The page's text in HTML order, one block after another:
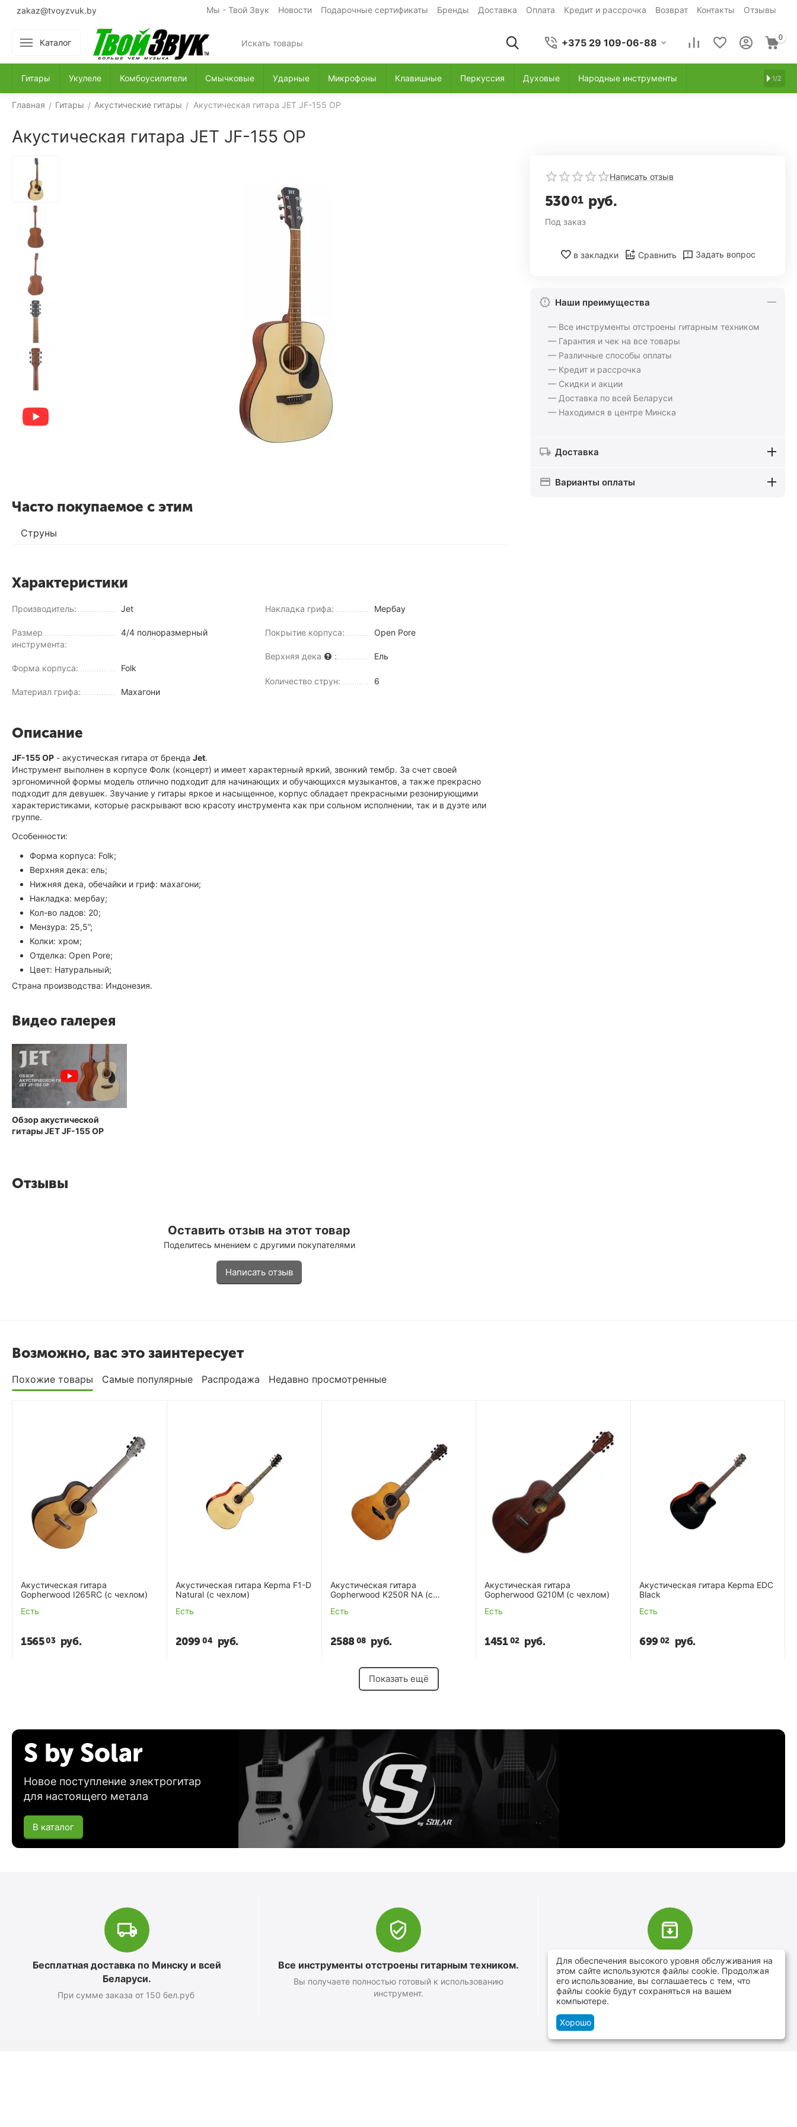
zakaz@tvoyzvuk.by Мы - Твой Звук Новости Подарочные сертификаты Бренды Доставка Оплата Кредит и рассрочка Возврат Контакты Отзывы
Каталог +375 29 109-06-88 0
Гитары Укулеле Комбоусилители Смычковые Ударные Микрофоны Клавишные Перкуссия Духовые Народные инструменты 1/2
Главная / Гитары / Акустические гитары / Акустическая гитара JET JF-155 OP
Акустическая гитара JET JF-155 OP
Написать отзыв
53001 руб.
Под заказ
в закладки Сравнить Задать вопрос
Наши преимущества
— Все инструменты отстроены гитарным техником
— Гарантия и чек на все товары
— Различные способы оплаты
— Кредит и рассрочка
— Скидки и акции
— Доставка по всей Беларуси
— Находимся в центре Минска
Доставка
Варианты оплаты
Часто покупаемое с этим
Струны
Характеристики
Производитель: Jet
Размер
инструмента:
4/4 полноразмерный
Форма корпуса: Folk
Материал грифа: Махагони
Накладка грифа: Мербау
Покрытие корпуса: Open Pore
Верхняя дека : Ель
Количество струн: 6
Описание
JF-155 OP - акустическая гитара от бренда Jet.
Инструмент выполнен в корпусе Фолк (концерт) и имеет характерный яркий, звонкий тембр. За счет своей
эргономичной формы модель отлично подходит для начинающих и обучающихся музыкантов, а также прекрасно
подходит для девушек. Звучание у гитары яркое и насыщенное, корпус обладает прекрасными резонирующими
характеристиками, которые раскрывают всю красоту инструмента как при сольном исполнении, так и в дуэте или
группе.
Особенности:
Форма корпуса: Folk;
Верхняя дека: ель;
Нижняя дека, обечайки и гриф: махагони;
Накладка: мербау;
Кол-во ладов: 20;
Мензура: 25,5”;
Колки: хром;
Отделка: Open Pore;
Цвет: Натуральный;
Страна производства: Индонезия.
Видео галерея
Обзор акустической
гитары JET JF-155 OP
Отзывы
Оставить отзыв на этот товар
Поделитесь мнением с другими покупателями
Написать отзыв
Возможно, вас это заинтересует
Похожие товары Самые популярные Распродажа Недавно просмотренные
Акустическая гитара
Gopherwood I265RC (с чехлом)
Есть
156503 руб.
Акустическая гитара Kepma F1-D
Natural (с чехлом)
Есть
209904 руб.
Акустическая гитара
Gopherwood K250R NA (с
Есть
258808 руб.
Акустическая гитара
Gopherwood G210M (с чехлом)
Есть
1451 02 руб.
Акустическая гитара Kepma EDC
Black
Есть
69902 руб.
Показать ещё
S by Solar
Новое поступление электрогитар
для настоящего метала
В каталог
Бесплатная доставка по Минску и всей
Беларуси.
При сумме заказа от 150 бел.руб
Все инструменты отстроены гитарным техником.
Вы получаете полностью готовый к использованию
инструмент.
В наличии более 4000 наименований
товаров
От расходников до сценического оборудования
Для обеспечения высокого уровня обслуживания на
этом сайте используются файлы cookie. Продолжая
его использование, вы соглашаетесь с тем, что
файлы cookie будут сохраняться на вашем
компьютере.
Хорошо